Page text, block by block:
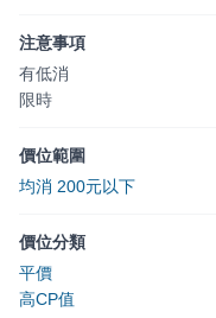
注意事項
有低消
限時
價位範圍
均消 200元以下
價位分類
平價
高CP值